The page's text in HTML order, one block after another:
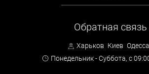
Обратная связь
Харьков Киев Одесса
Понедельник - Суббота, с